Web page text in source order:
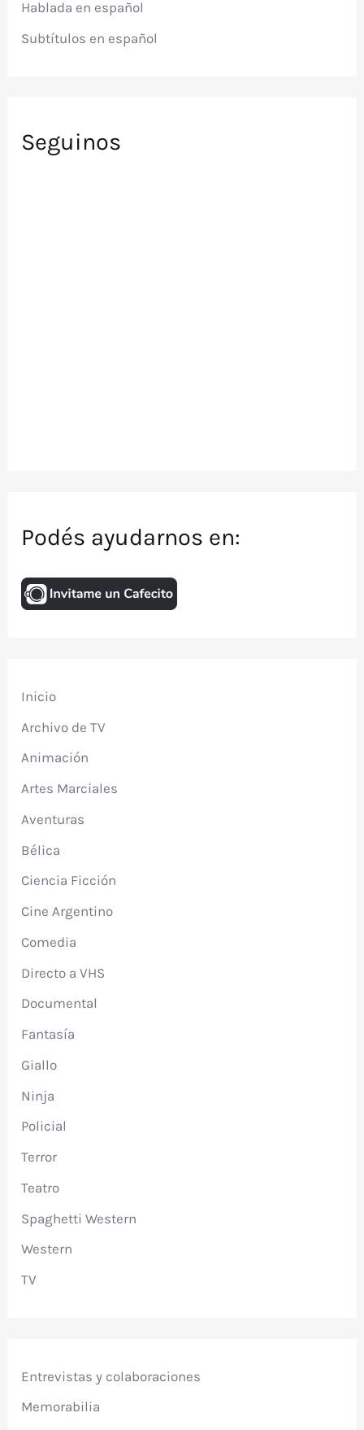
:Hablada en español
Subtítulos en español
Seguinos
Podés ayudarnos en:
Inicio
Archivo de TV
Animación
Artes Marciales
Aventuras
Bélica
Ciencia Ficción
Cine Argentino
Comedia
Directo a VHS
Documental
Fantasía
Giallo
Ninja
Policial
Terror
Teatro
Spaghetti Western
Western
TV
Entrevistas y colaboraciones
Memorabilia